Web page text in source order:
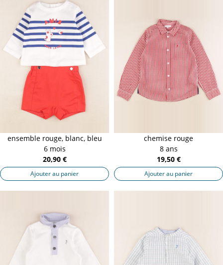
ensemble rouge, blanc, bleu
6 mois
20,90 €
Ajouter au panier
chemise rouge
8 ans
19,50 €
Ajouter au panier